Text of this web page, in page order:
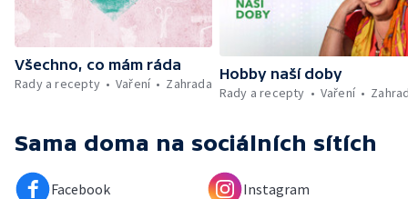
Všechno, co mám ráda
Rady a recepty
Vaření Zahrada
Hobby naší doby
Rady a recepty
Vaření
Sama doma na sociálních sítích
Facebook Instagram